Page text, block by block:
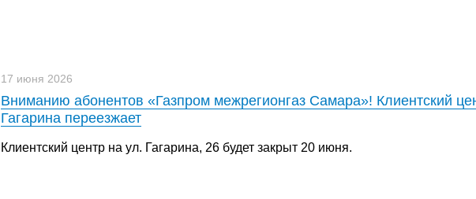
17 июня 2026
Вниманию абонентов «Газпром межрегионгаз Самара»! Клиентский
Гагарина переезжает
Клиентский центр на ул. Гагарина, 26 будет закрыт 20 июня.